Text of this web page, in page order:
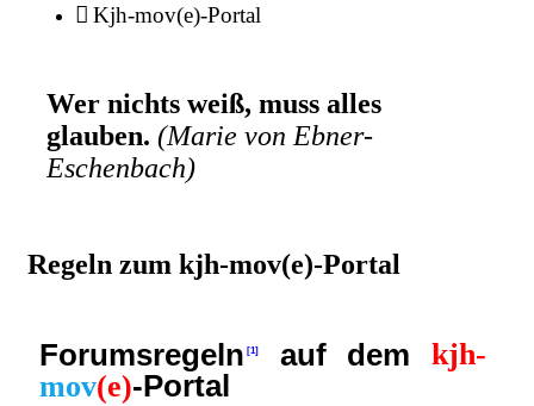
Kjh-mov(e)-Portal
Wer nichts weiß, muss alles
glauben. (Marie von Ebner-
Eschenbach)
Regeln zum kjh-mov(e)-Portal
Forumsregeln auf dem kjh-
mov(e)-Portal